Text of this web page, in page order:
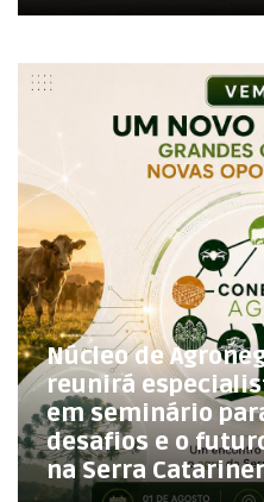
Núcleo de
reunirá
em seminário
desafios e o
na Serra